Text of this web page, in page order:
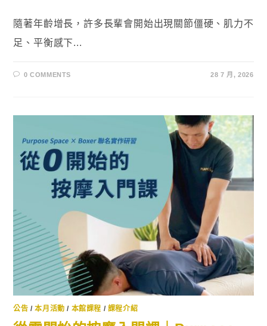
隨著年齡增長，許多長輩會開始出現關節僵硬、肌力不
足、平衡感下...
0 COMMENTS 28 7 月, 2026
公告 /本月活動 / 本館課程 / 課程介紹